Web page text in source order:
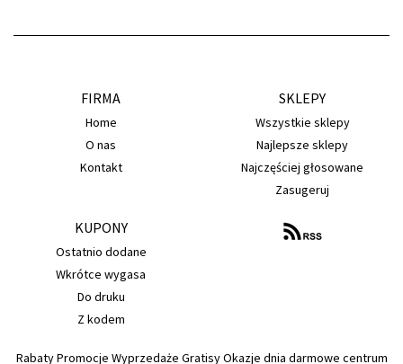
FIRMA
Home
O nas
Kontakt
SKLEPY
Wszystkie sklepy
Najlepsze sklepy
Najczęściej głosowane
Zasugeruj
KUPONY
Ostatnio dodane
Wkrótce wygasa
Do druku
Z kodem
Rabaty Promocje Wyprzedaże Gratisy Okazje dnia darmowe centrum